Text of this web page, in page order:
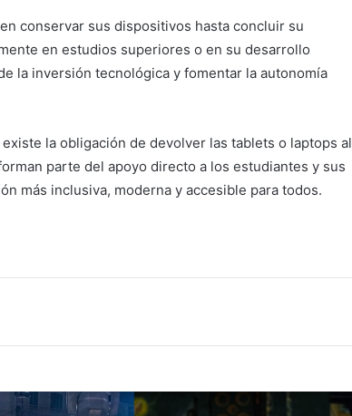
conservar sus dispositivos hasta concluir su
en estudios superiores o en su desarrollo
la inversión tecnológica y fomentar la autonomía
la obligación de devolver las tablets o laptops al
parte del apoyo directo a los estudiantes y sus
más inclusiva, moderna y accesible para todos.
Óscar Romero inicia recorrido
hacia Ciudad Barrios
salvadoreños con experiencias
prácticas en su Laboratorio de
Comunicaciones
Licenciatura en Turismo de la
UNIVO forma profesionales con
profesionales del futuro
La tradicional Bajada del Divino